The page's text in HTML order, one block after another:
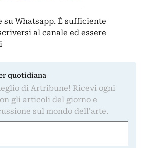
su Whatsapp. È sufficiente
al canale ed essere
quotidiana
di Artribune! Ricevi ogni
gli articoli del giorno e
sul mondo dell'arte.